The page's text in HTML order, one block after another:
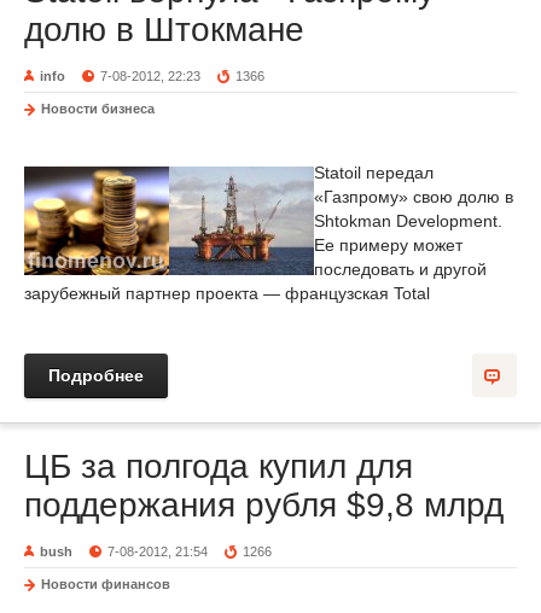
долю в Штокмане
info 7-08-2012, 22:23 1366
Новости бизнеса
Statoil передал
«Газпрому» свою долю в
Shtokman Development.
Ее примеру может
последовать и другой
зарубежный партнер проекта — французская Total
Подробнее
ЦБ за полгода купил для
поддержания рубля $9,8 млрд
bush 7-08-2012, 21:54 1266
Новости финансов